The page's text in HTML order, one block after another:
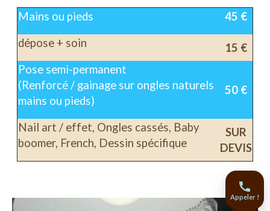
Mains ou pieds
45 €
dépose + soin
15 €
Pose semi-permanent
(Renforcé / gainage sur ongles naturels
mains ou pieds)
50 €
Nail art / effet, Ongles cassés, Baby
boomer, French, Dessin spécifique
SUR
DEVIS
Appeler !